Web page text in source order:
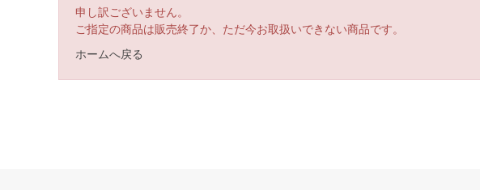
申し訳ございません。
ご指定の商品は販売終了か、ただ今お取扱いできない商品です。
ホームへ戻る